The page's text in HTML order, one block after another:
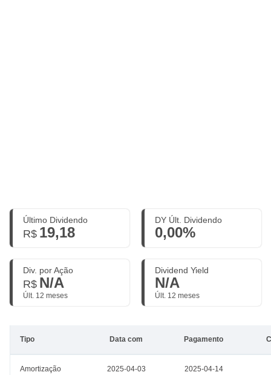
Último Dividendo
R$ 19,18
DY Últ. Dividendo
0,00%
Div. por Ação
R$ N/A
Últ. 12 meses
Dividend Yield
N/A
Últ. 12 meses
Tipo Data com Pagamento
Amortização 2025-04-03 2025-04-14